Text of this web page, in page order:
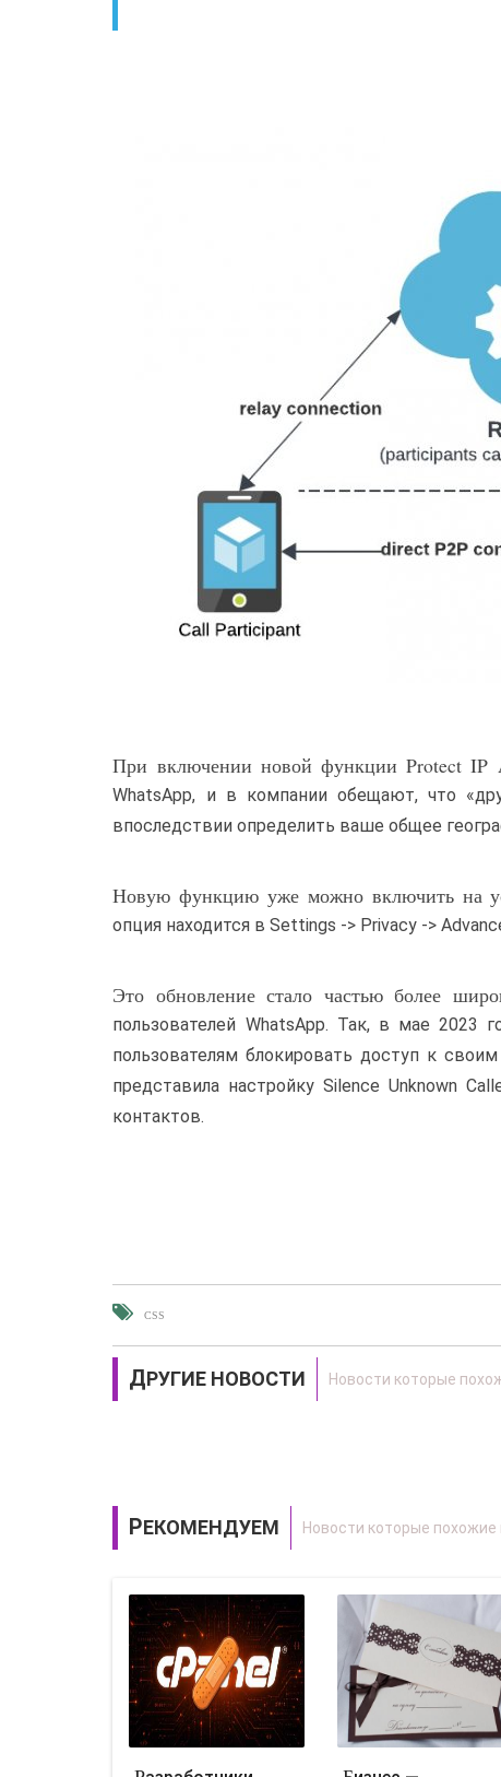
При включении новой функции Protect IP
WhatsApp, и в компании обещают, что
впоследствии определить ваше общее
Новую функцию уже можно включить на
опция находится в Settings -> Privacy ->
Это обновление стало частью более
пользователей WhatsApp. Так, в мае
пользователям блокировать доступ к
представила настройку Silence Unknown
контактов.
CSS
ДРУГИЕ НОВОСТИ
РЕКОМЕНДУЕМ